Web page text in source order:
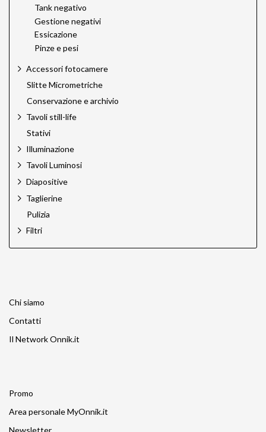
Tank negativo
Gestione negativi
Essicazione
Pinze e pesi
Accessori fotocamere
Slitte Micrometriche
Conservazione e archivio
Tavoli still-life
Stativi
Illuminazione
Tavoli Luminosi
Diapositive
Taglierine
Pulizia
Filtri
Chi siamo
Contatti
Il Network Onnik.it
Promo
Area personale MyOnnik.it